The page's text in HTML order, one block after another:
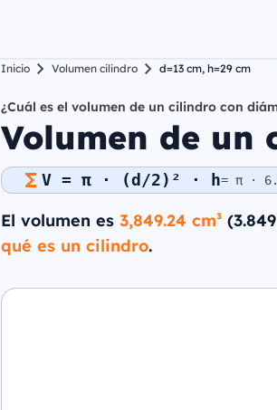
Inicio Volumen cilindro d=13 cm, h=29 cm
¿Cuál es el volumen de un cilindro con
Volumen de un
V = π · (d/2)² · h= π ·
El volumen es 3,849.24 cm³
qué es un cilindro.